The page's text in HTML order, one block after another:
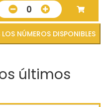
0
VER TODOS LOS NÚMEROS DISPONIBLES
últimos